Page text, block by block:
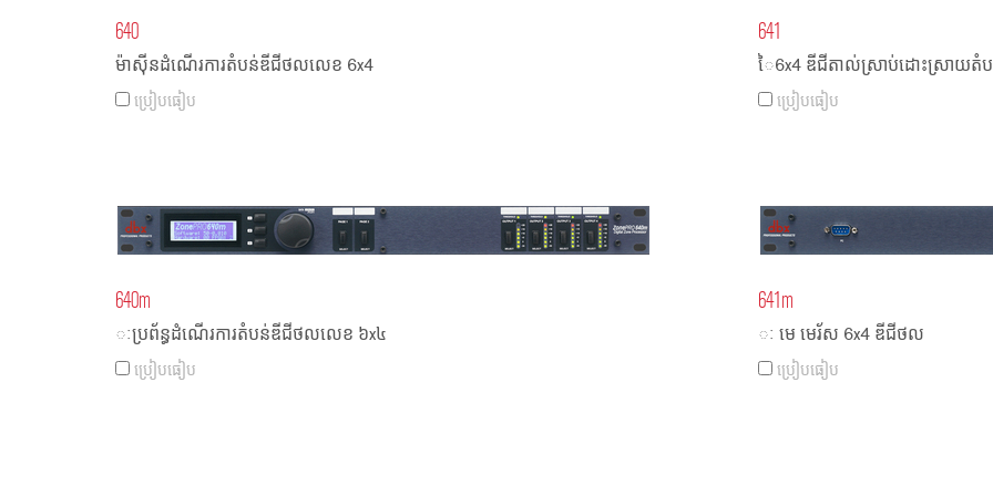
640
ម៉ាស៊ីនដំណើរការតំបន់ឌីជីថលលេខ 6x4
ប្រៀបធៀប
641
ៃ6x4 ឌីជីតាល់ស្រាប់ដោះស្រាយតំ
ប្រៀបធៀប
640m
ៈប្រព័ន្ធដំណើរការតំបន់ឌីជីថលលេខ ៦x៤
ប្រៀបធៀប
641m
ៈ មេ មេរ័ស 6x4 ឌីជីថល
ប្រៀបធៀប